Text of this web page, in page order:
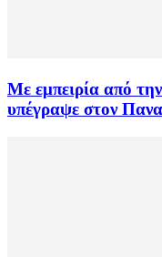
Με εμπειρία από
υπέγραψε στον